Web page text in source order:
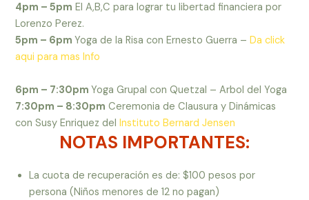
4pm – 5pm El A,B,C para lograr tu libertad financiera por
Lorenzo Perez.
5pm – 6pmYoga de la Risa con Ernesto Guerra –Da click
aqui para mas Info
6pm – 7:30pmYoga Grupal con Quetzal – Arbol del Yoga
7:30pm – 8:30pm Ceremonia de Clausura y Dinámicas
con Susy Enriquez delInstituto Bernard Jensen
NOTAS IMPORTANTES:
La cuota de recuperación es de: $100 pesos por
persona (Niños menores de 12 no pagan)